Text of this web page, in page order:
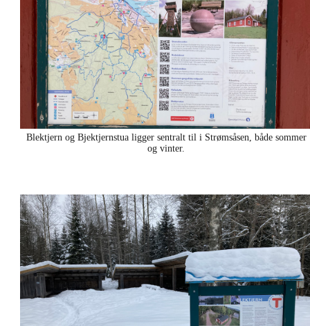
Blektjern og Bjektjernstua ligger sentralt til i Strømsåsen, både sommer
og vinter.